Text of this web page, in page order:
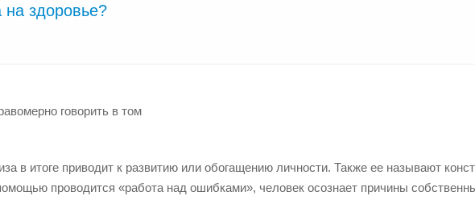
на здоровье?
говорить в том
в итоге приводит к развитию или обогащению личности. Также ее называют
проводится «работа над ошибками», человек осознает причины